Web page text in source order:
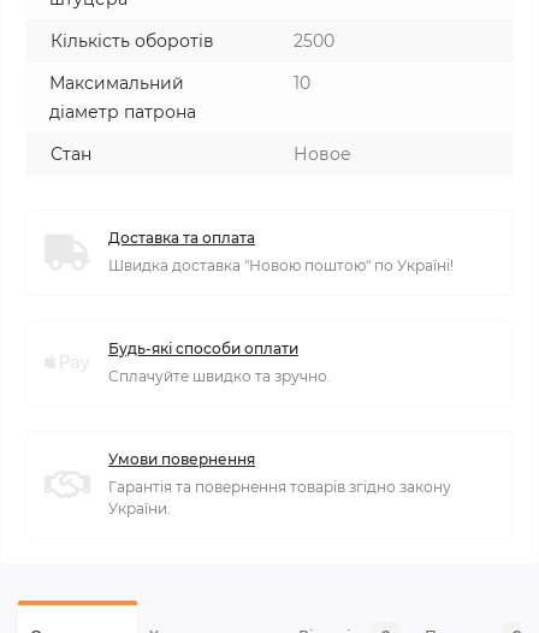
Кількість оборотів
2500
Максимальний
діаметр патрона
10
Стан Новое
Доставка та оплата
Швидка доставка "Новою поштою" по Україні!
Будь-які способи оплати
Сплачуйте швидко та зручно.
Умови повернення
Гарантія та повернення товарів згідно закону
України.